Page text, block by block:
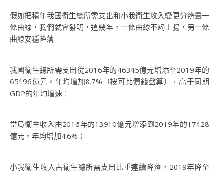
假如把積年我國衛生總所需支出和小我衛生收入變更分辨畫一
條曲線，我們就會發明，這幾年，一條曲線不竭上揚，另一條
曲線安穩降落——
我國衛生總所需支出從2016年的46345億元增添至2019年的
65196億元，年均增加8.7%（按可比價錢盤算），高于同期
GDP的年均增速；
當局衛生收入由2016年的13910億元增添到2019年的17428
億元，年均增加4.6%；
小我衛生收入占衛生總所需支出比重連續降落，2019年降至